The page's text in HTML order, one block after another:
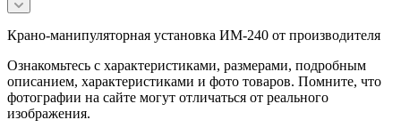
Крано-манипуляторная установка ИМ-240 от производителя
Ознакомьтесь с характеристиками, размерами, подробным
описанием, характеристиками и фото товаров. Помните, что
фотографии на сайте могут отличаться от реального
изображения.